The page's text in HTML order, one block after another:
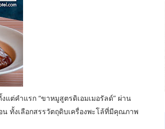
ต่คำแรก “ขาหมูสูตรดิเอมเมอรัลด์” ผ่าน
ทั้งเลือกสรรวัตถุดิบเครื่องพะโล้ที่มีคุณภาพ